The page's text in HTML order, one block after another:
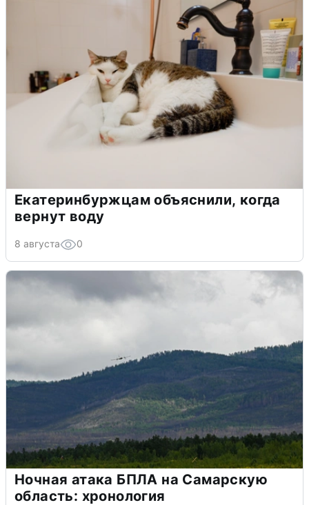
Екатеринбуржцам объяснили, когда
вернут воду
8 августа 0
Ночная атака БПЛА на Самарскую
область: хронология